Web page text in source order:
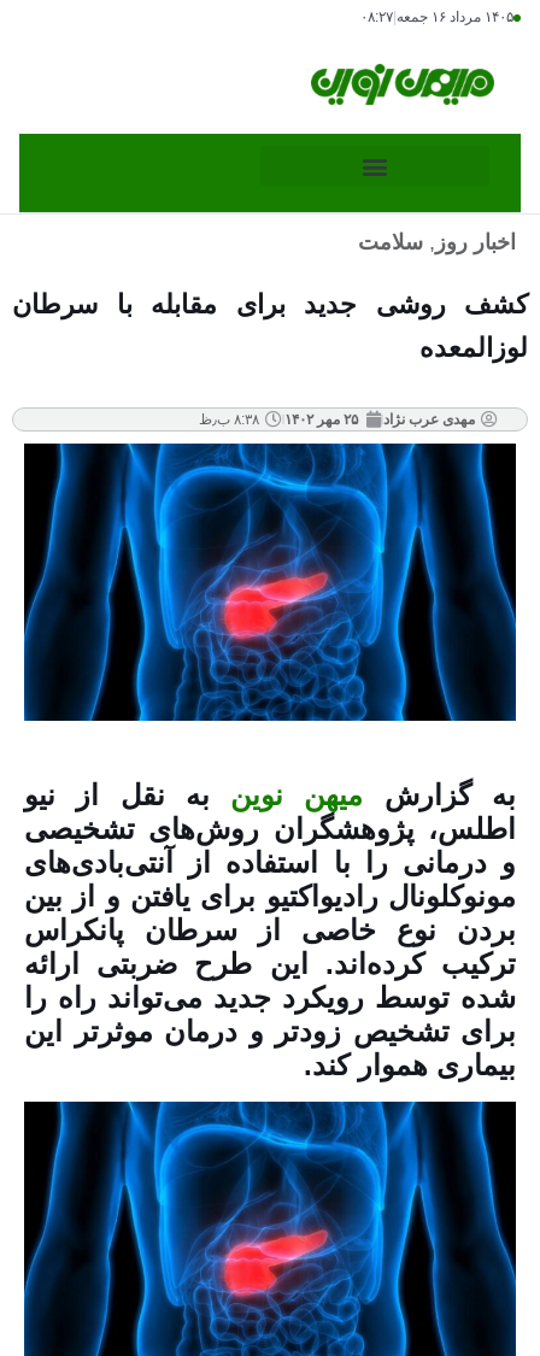
۱۴۰۵ مرداد ۱۶ جمعه ۰۸:۲۷
اخبار روز , سلامت
کشف روشی جدید برای مقابله با سرطان
لوزالمعده
مهدی عرب نژاد ۲۵ مهر ۱۴۰۲ ۸:۳۸ ب٫ظ
به گزارش میهن نوین به نقل از نیو
اطلس، پژوهشگران روش‌های تشخیصی
و درمانی را با استفاده از آنتی‌بادی‌های
مونوکلونال رادیواکتیو برای یافتن و از بین
بردن نوع خاصی از سرطان پانکراس
ترکیب کرده‌اند. این طرح ضربتی ارائه
شده توسط رویکرد جدید می‌تواند راه را
برای تشخیص زودتر و درمان موثرتر این
بیماری هموار کند.